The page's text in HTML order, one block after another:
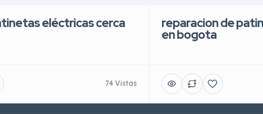
eléctricas cerca
74 Vistas
reparacion de
en bogota